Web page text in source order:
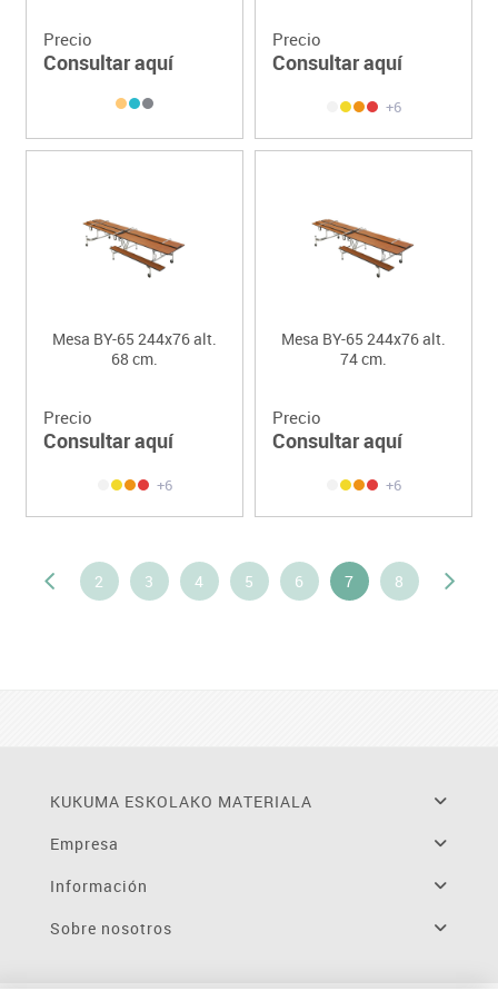
Precio
Consultar aquí
Precio
Consultar aquí
+6
Mesa BY-65 244x76 alt.
68 cm.
Precio
Consultar aquí
+6
Mesa BY-65 244x76 alt.
74 cm.
Precio
Consultar aquí
+6
2 3 4 5 6 7 8
KUKUMA ESKOLAKO MATERIALA
Empresa
Información
Sobre nosotros